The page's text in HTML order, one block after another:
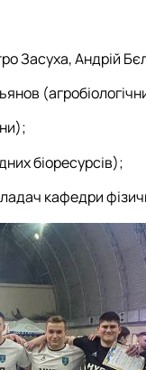
Засуха, Андрій
біоресурсів);
кафедри